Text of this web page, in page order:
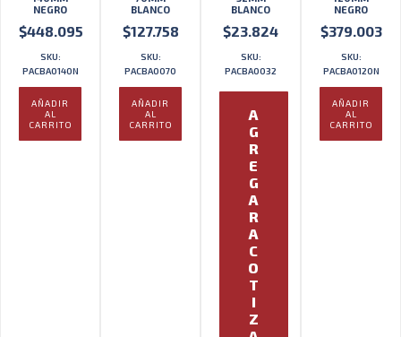
NEGRO
$448.095
SKU:
PACBA0140N
AÑADIR
AL
CARRITO
BLANCO
$127.758
SKU:
PACBA0070
AÑADIR
AL
CARRITO
BLANCO
$23.824
SKU:
PACBA0032
A
G
R
E
G
A
R
A
C
O
T
I
Z
NEGRO
$379.003
SKU:
PACBA0120N
AÑADIR
AL
CARRITO